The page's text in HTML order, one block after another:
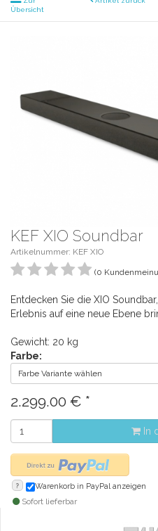
Übersicht
KEF XIO Soundbar
Artikelnummer: KEF XIO
(0
Entdecken Sie die XIO
Erlebnis auf eine neue Ebene
Gewicht: 20 kg
Farbe:
Farbe Variante wählen
2.299.00 € *
In
? Warenkorb in PayPal anzeigen
Sofort lieferbar